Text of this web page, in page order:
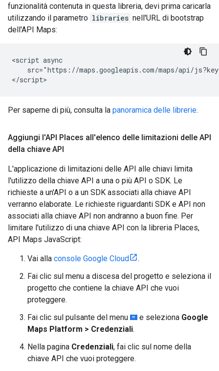
funzionalità contenuta in questa libreria, devi prima caricarla
utilizzando il parametro libraries nell'URL di bootstrap
dell'API Maps:
<script async
src="https://maps.googleapis.com/maps/api/
</script>
Per saperne di più, consulta la panoramica delle librerie.
Aggiungi l'API Places all'elenco delle limitazioni delle API
della chiave API
L'applicazione di limitazioni delle API alle chiavi limita
l'utilizzo della chiave API a una o più API o SDK. Le
richieste a un'API o a un SDK associati alla chiave API
verranno elaborate. Le richieste riguardanti SDK e API non
associati alla chiave API non andranno a buon fine. Per
limitare l'utilizzo di una chiave API con la libreria Places,
API Maps JavaScript:
Vai alla console Google Cloud
.
Fai clic sul menu a discesa del progetto e seleziona il
progetto che contiene la chiave API che vuoi
proteggere.
Fai clic sul pulsante del menu
e seleziona Google
Maps Platform > Credenziali.
Nella pagina Credenziali, fai clic sul nome della
chiave API che vuoi proteggere.